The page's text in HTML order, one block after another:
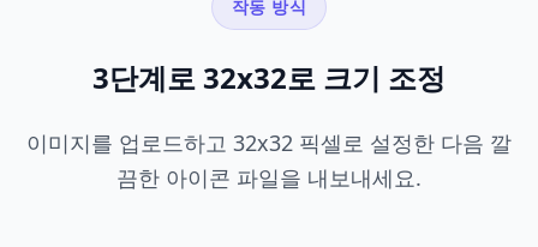
작동 방식
3단계로 32x32로 크기 조정
이미지를 업로드하고 32x32 픽셀로 설정한 다음 깔
끔한 아이콘 파일을 내보내세요.